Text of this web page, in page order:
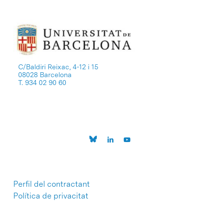
C/Baldiri Reixac, 4-12 i 15
08028 Barcelona
T. 934 02 90 60
Perfil del contractant
Política de privacitat